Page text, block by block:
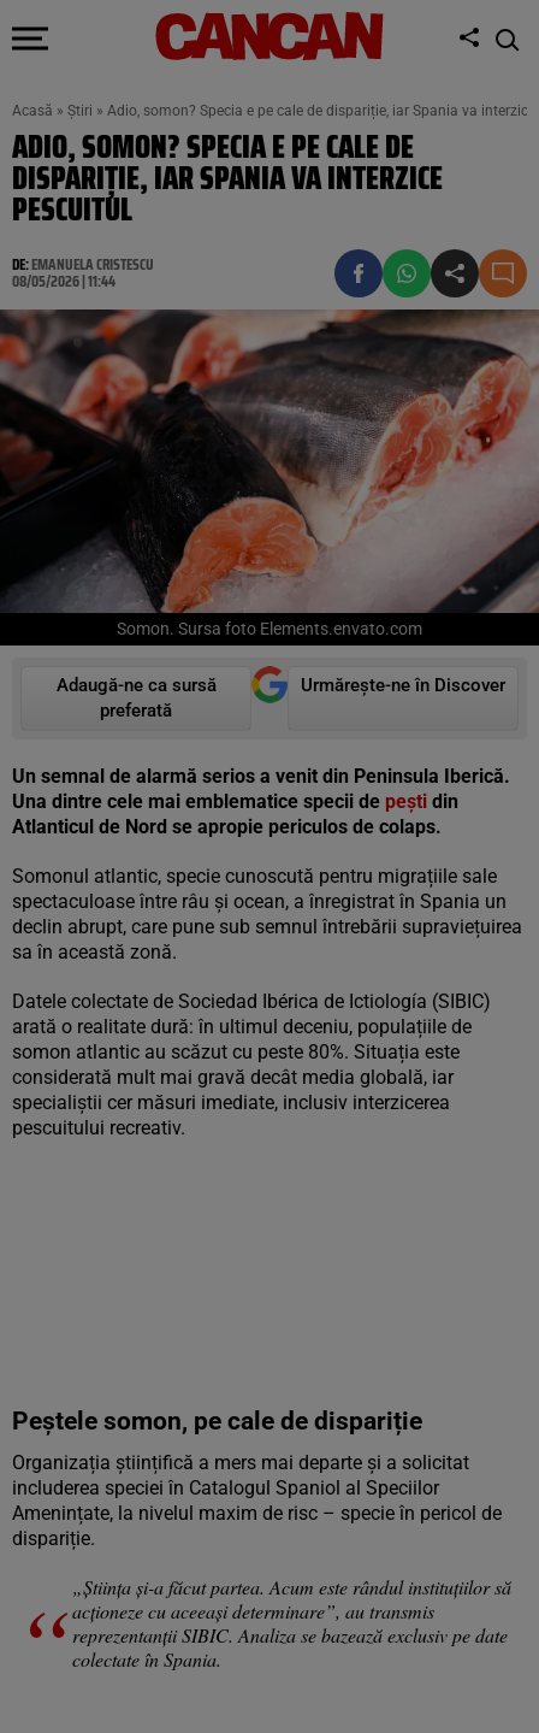
Acasă » Știri » Adio, somon? Specia e pe cale de dispariție, iar Spania va
ADIO, SOMON? SPECIA E PE CALE DE
DISPARIȚIE, IAR SPANIA VA INTERZICE
PESCUITUL
DE:EMANUELA CRISTESCU
08/05/2026 | 11:44
Somon. Sursa foto Elements.envato.com
Adaugă-ne ca sursă
preferată
Urmărește-ne în Discover
Un semnal de alarmă serios a venit din Peninsula Iberică.
Una dintre cele mai emblematice specii de pești din
Atlanticul de Nord se apropie periculos de colaps.
Somonul atlantic, specie cunoscută pentru migrațiile sale
spectaculoase între râu și ocean, a înregistrat în Spania un
declin abrupt, care pune sub semnul întrebării supraviețuirea
sa în această zonă.
Datele colectate de Sociedad Ibérica de Ictiología (SIBIC)
arată o realitate dură: în ultimul deceniu, populațiile de
somon atlantic au scăzut cu peste 80%. Situația este
considerată mult mai gravă decât media globală, iar
specialiștii cer măsuri imediate, inclusiv interzicerea
pescuitului recreativ.
Peștele somon, pe cale de dispariție
Organizația științifică a mers mai departe și a solicitat
includerea speciei în Catalogul Spaniol al Speciilor
Amenințate, la nivelul maxim de risc – specie în pericol de
dispariție.
„Știința și-a făcut partea. Acum este rândul instituțiilor să
acționeze cu aceeași determinare”, au transmis
reprezentanții SIBIC. Analiza se bazează exclusiv pe date
colectate în Spania.